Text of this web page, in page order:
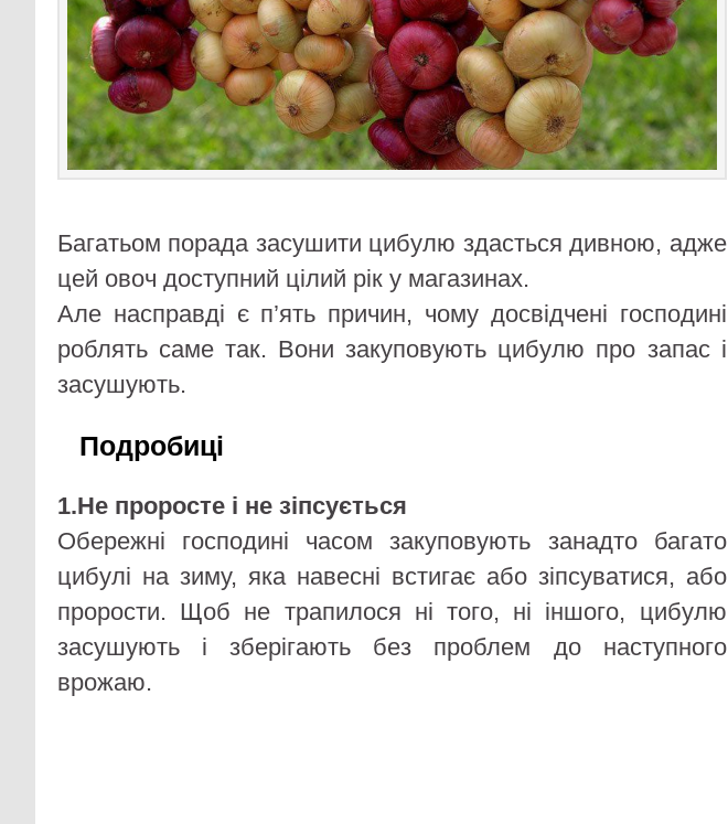
Багатьом порада засушити цибулю здасться дивною, адже
цей овоч доступний цілий рік у магазинах.
Але насправді є п’ять причин, чому досвідчені господині
роблять саме так. Вони закуповують цибулю про запас і
засушують.
Подробиці
1.Не проросте і не зіпсується
Обережні господині часом закуповують занадто багато
цибулі на зиму, яка навесні встигає або зіпсуватися, або
прорости. Щоб не трапилося ні того, ні іншого, цибулю
засушують і зберігають без проблем до наступного
врожаю.